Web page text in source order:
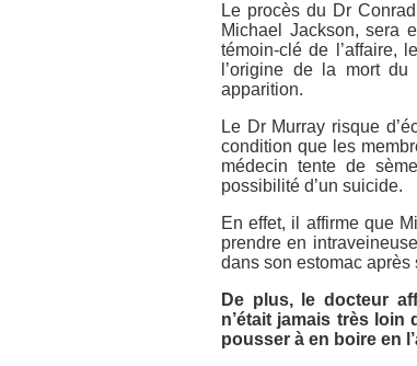
Le procès du Dr
Michael Jackson, sera
témoin-clé de l’affaire,
l’origine de la mort
apparition.
Le Dr Murray risque
condition que les
médecin tente de
possibilité d’un suicide.
En effet, il affirme que
prendre en
dans son estomac après
De plus, le docteur
n’était jamais très
pousser à en boire en